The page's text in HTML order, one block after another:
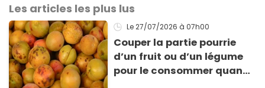
Les articles les plus lus
Le 27/07/2026 à 07h00
Couper la partie pourrie
d’un fruit ou d’un légume
pour le consommer quand